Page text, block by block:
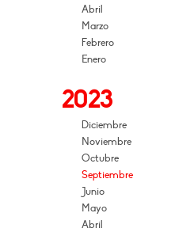
Abril
Marzo
Febrero
Enero
2023
Diciembre
Noviembre
Octubre
Septiembre
Junio
Mayo
Abril